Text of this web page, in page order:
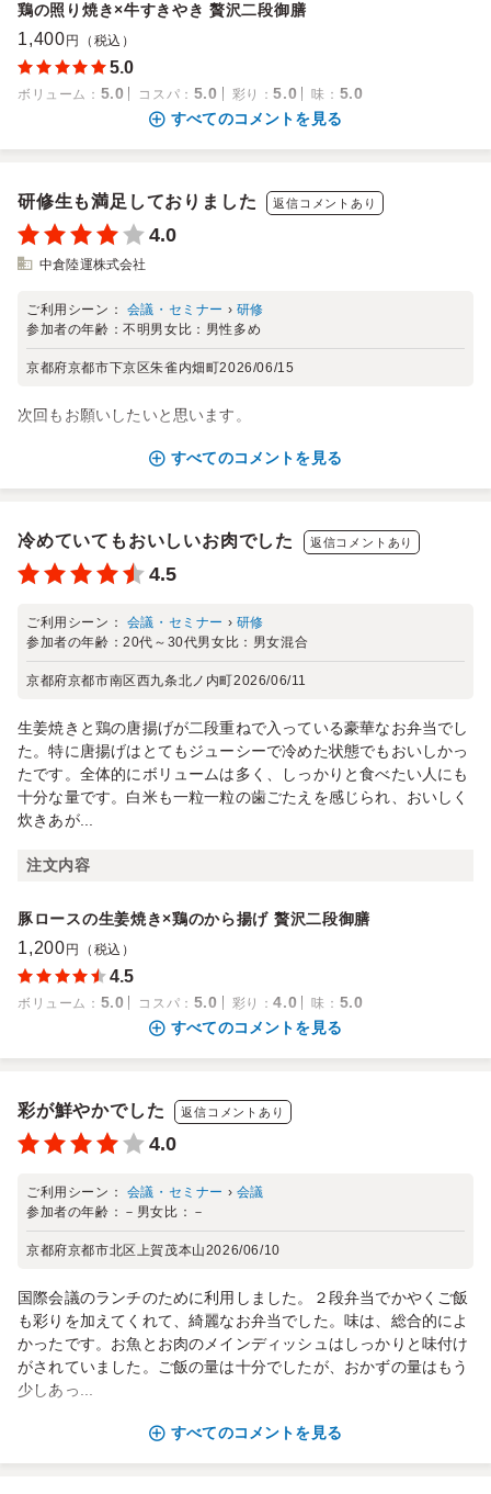
鶏の照り焼き×牛すきやき 贅沢二段御膳
1,400 円（税込）
5.0
ボリューム ： 5.0 コスパ ： 5.0 彩り ：5.0 味 ： 5.0
すべてのコメントを見る
研修生も満足しておりました 返信コメントあり
4.0
中倉陸運株式会社
ご利用シーン： 会議・セミナー › 研修
参加者の年齢：不明 男女比： 男性多め
京都府京都市下京区朱雀内畑町2026/06/15
次回もお願いしたいと思います。
すべてのコメントを見る
冷めていてもおいしいお肉でした 返信コメントあり
4.5
ご利用シーン： 会議・セミナー › 研修
参加者の年齢：20代～30代男女比： 男女混合
京都府京都市南区西九条北ノ内町2026/06/11
生姜焼きと鶏の唐揚げが二段重ねで入っている豪華なお弁当でし
た。特に唐揚げはとてもジューシーで冷めた状態でもおいしかっ
たです。全体的にボリュームは多く、しっかりと食べたい人にも
十分な量です。白米も一粒一粒の歯ごたえを感じられ、おいしく
炊きあが...
注文内容
豚ロースの生姜焼き×鶏のから揚げ 贅沢二段御膳
1,200 円（税込）
4.5
ボリューム ： 5.0 コスパ ： 5.0 彩り ：4.0 味 ： 5.0
すべてのコメントを見る
彩が鮮やかでした 返信コメントあり
4.0
ご利用シーン： 会議・セミナー › 会議
参加者の年齢： － 男女比： －
京都府京都市北区上賀茂本山2026/06/10
国際会議のランチのために利用しました。２段弁当でかやくご飯
も彩りを加えてくれて、綺麗なお弁当でした。味は、総合的によ
かったです。お魚とお肉のメインディッシュはしっかりと味付け
がされていました。ご飯の量は十分でしたが、おかずの量はもう
少しあっ...
すべてのコメントを見る